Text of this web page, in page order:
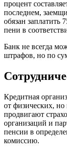
процент
последнем,
обязан заплатить
пени в
Банк не всегда
штрафов, но по
Кредитная
от физических,
продвигают
организаций и
пенсии в
комиссию.